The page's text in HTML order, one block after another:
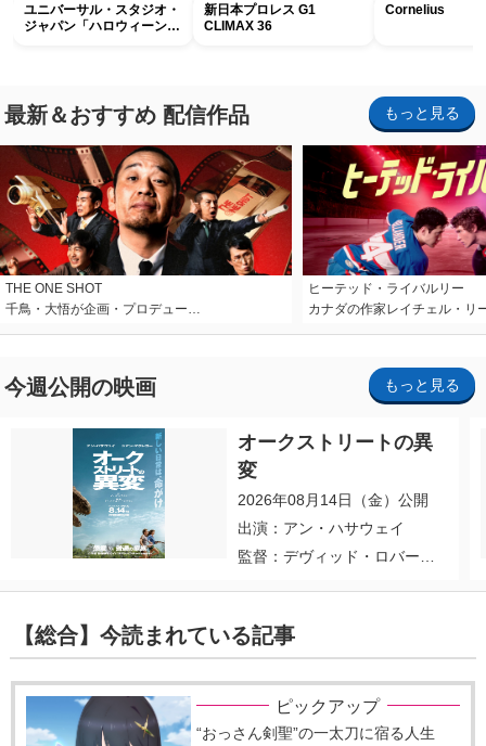
ユニバーサル・スタジオ・
ジャパン「ハロウィーン・
新日本プロレス G1
CLIMAX 36
Cornelius
最新＆おすすめ 配信作品 もっと見る
THE ONE SHOT
千鳥・大悟が企画・プロデュー…
ヒーテッド・ライバルリー
カナダの作家レイチェル・リ
今週公開の映画 もっと見る
オークストリートの異
変
2026年08月14日（金）公開
出演：アン・ハサウェイ
監督：デヴィッド・ロバー
【総合】今読まれている記事
ピックアップ
“おっさん剣聖”の一太刀に宿る人生